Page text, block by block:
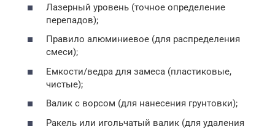
Лазерный уровень (точное определение
перепадов);
Правило алюминиевое (для распределения
смеси);
Емкости/ведра для замеса (пластиковые,
чистые);
Валик с ворсом (для нанесения грунтовки);
Ракель или игольчатый валик (для удаления